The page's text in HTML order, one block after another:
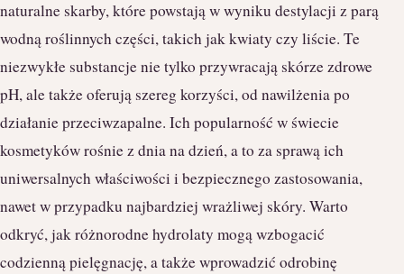
naturalne skarby, które powstają w wyniku destylacji z parą
wodną roślinnych części, takich jak kwiaty czy liście. Te
niezwykłe substancje nie tylko przywracają skórze zdrowe
pH, ale także oferują szereg korzyści, od nawilżenia po
działanie przeciwzapalne. Ich popularność w świecie
kosmetyków rośnie z dnia na dzień, a to za sprawą ich
uniwersalnych właściwości i bezpiecznego zastosowania,
nawet w przypadku najbardziej wrażliwej skóry. Warto
odkryć, jak różnorodne hydrolaty mogą wzbogacić
codzienną pielęgnację, a także wprowadzić odrobinę